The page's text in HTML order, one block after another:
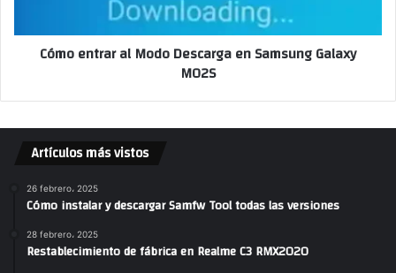
Cómo entrar al Modo Descarga en Samsung Galaxy
M02S
Artículos más vistos
26 febrero، 2025
Cómo instalar y descargar Samfw Tool todas las versiones
28 febrero، 2025
Restablecimiento de fábrica en Realme C3 RMX2020